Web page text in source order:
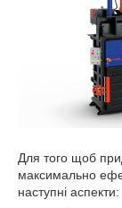
Для того щоб
максимально
наступні аспекти: